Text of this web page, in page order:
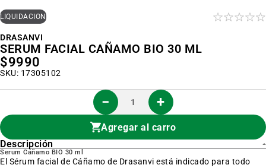
DRASANVI
$9990
SKU: 17305102
SERUM FACIAL CAÑAMO BIO 30 ML
LIQUIDACIÓN
Agregar al carro
Descripción
Serum Cáñamo BIO 30 ml
El Sérum facial de Cáñamo de Drasanvi está indicado para todo
al
inicio
de
la
galería
de
imágenes